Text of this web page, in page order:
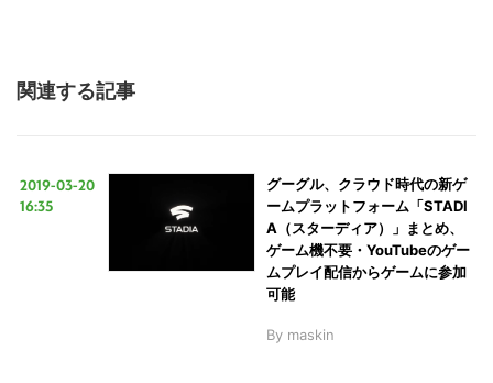
関連する記事
2019-03-20
16:35
グーグル、クラウド時代の新ゲ
ームプラットフォーム「STADI
A（スターディア）」まとめ、
ゲーム機不要・YouTubeのゲー
ムプレイ配信からゲームに参加
可能
By maskin